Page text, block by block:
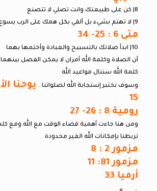
8| كن على طبيعتك وانت تصلي لا تتصنع
9| لا تهتم بشيء بل ألقي بكل همك على الرب يسوع
متى 6 : 25- 34
10| ابدأ صلاتك بالتسبيح والعبادة وأختمها بهما
أن الصلاة وكلمة الله أمران لا يمكن الفصل
كلمة الله سننال مواعيد الله
وسوف نختبر إستجابة الله لصلواتنا .
15
رومية 8 : 26- 27
ومن هنا جاءت أهمية قضاء الوقت مع الله ومع
تربطنا بإمكانات الله الغير محدودة
مزمور 2 : 8
مزمور 81: 11
أرميا 33